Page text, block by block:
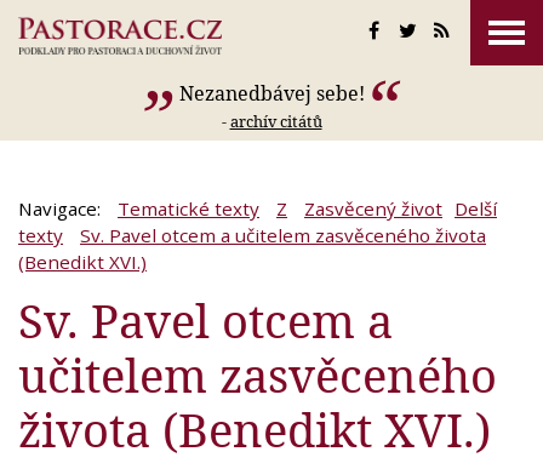
Nezanedbávej sebe!
-archív citátů
Navigace: Tematické texty Z Zasvěcený život Delší
texty
Sv. Pavel otcem a učitelem zasvěceného života
(Benedikt XVI.)
Sv. Pavel otcem a
učitelem zasvěceného
života (Benedikt XVI.)